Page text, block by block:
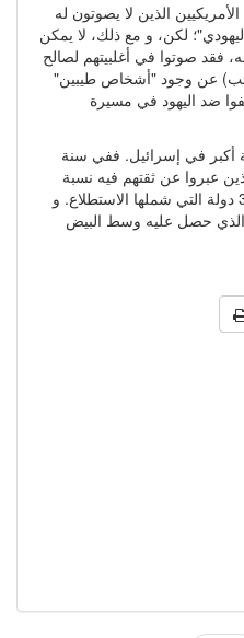
الذين لا يصوتون له
لكن، و مع ذلك، لا يمكن
فقد صوتوا في أغلبيتهم لصالح
عن وجود "أشخاص طيبين"
ضد اليهود في مسيرة
في إسرائيل. ففي سنة
عبروا عن ثقتهم فيه نسبة
وهي ثاني أعلى نسبة في 33 دولة التي شملها الاستطلاع. و
حصل عليه وسط البيض